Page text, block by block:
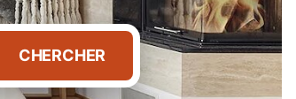
CHERCHER